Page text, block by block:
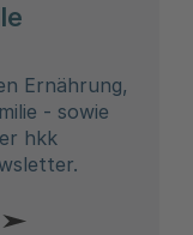
Ernährung,
- sowie
hkk